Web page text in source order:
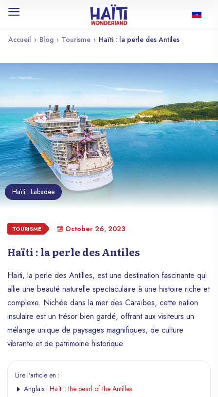
Accueil › Blog › Tourisme › Haïti : la perle des Antiles
Haïti : Labadee
TOURISME October 26, 2023
Haïti : la perle des Antiles
Haïti, la perle des Antilles, est une destination fascinante qui
allie une beauté naturelle spectaculaire à une histoire riche et
complexe. Nichée dans la mer des Caraïbes, cette nation
insulaire est un trésor bien gardé, offrant aux visiteurs un
mélange unique de paysages magnifiques, de culture
vibrante et de patrimoine historique.
Lire l'article en :
Anglais : Haïti : the pearl of the Antilles